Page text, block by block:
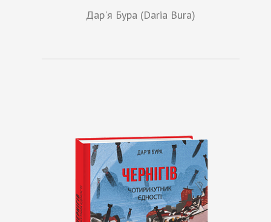
Дар'я Бура (Daria Bura)